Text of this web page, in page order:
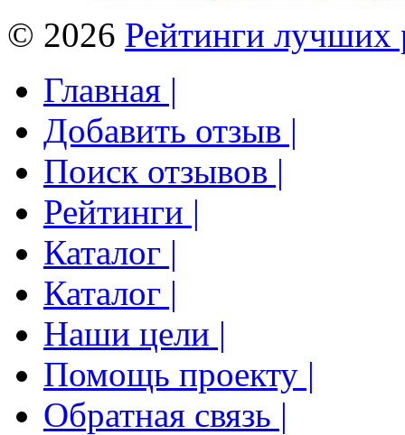
© 2026 Рейтинги лучших
Главная |
Добавить отзыв |
Поиск отзывов |
Рейтинги |
Каталог |
Каталог |
Наши цели |
Помощь проекту |
Обратная связь |